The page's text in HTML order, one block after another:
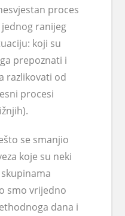
proces
ranijeg
koji su
prepoznati i
razlikovati od
procesi
se smanjio
koje su neki
smo vrijedno
dana i